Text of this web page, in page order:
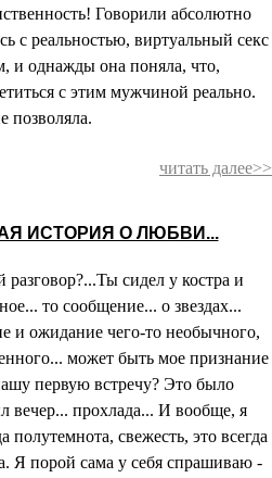
Говорили абсолютно
с реальностью, виртуальный секс
и однажды она поняла, что,
с этим мужчиной реально.
позволяла.
читать далее>>
ИСТОРИЯ О ЛЮБВИ...
сидел у костра и
то сообщение... о звездах...
и ожидание чего-то необычного,
может быть мое признание
первую встречу? Это было
вечер... прохлада... И вообще, я
полутемнота, свежесть, это всегда
Я порой сама у себя спрашиваю -